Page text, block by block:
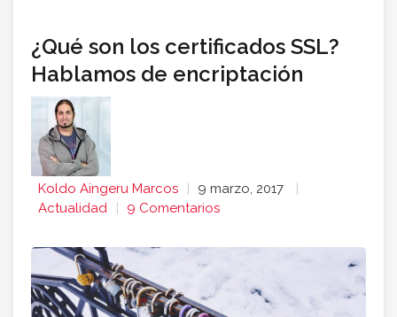
¿Qué son los certificados SSL?
Hablamos de encriptación
Koldo Aingeru Marcos
9 marzo, 2017
Actualidad
9 Comentarios